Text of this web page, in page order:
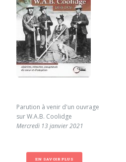
Parution à venir d'un ouvrage
sur W.A.B. Coolidge
Mercredi 13 janvier 2021
EN SAVOIR PLUS